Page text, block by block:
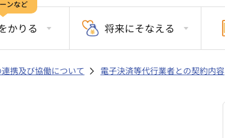
ンなど
かりる 将来にそなえる
携及び協働について 電子決済等代行業者との契約内容